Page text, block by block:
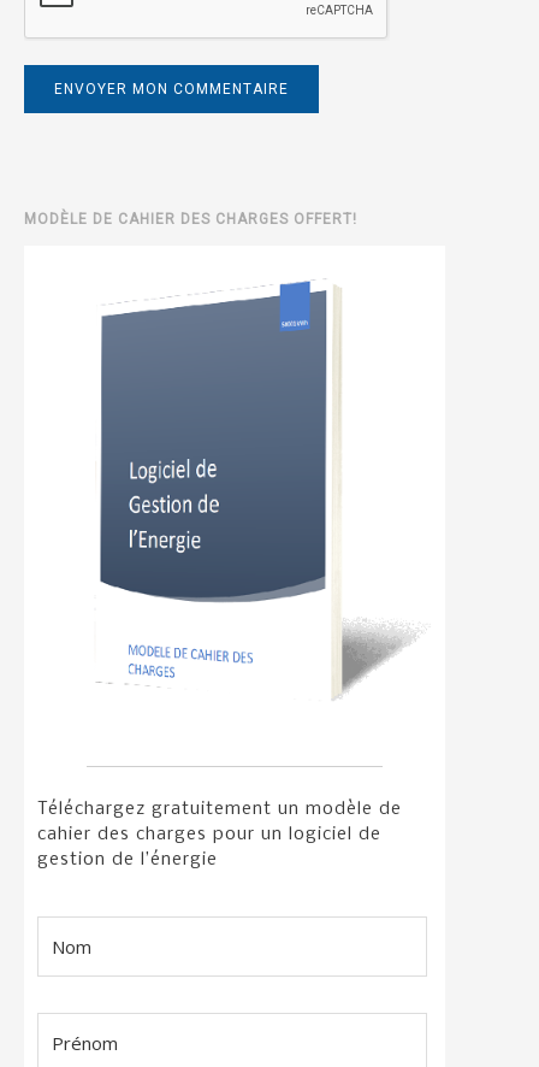
MODÈLE DE CAHIER DES CHARGES OFFERT!
Téléchargez gratuitement un modèle de
cahier des charges pour un logiciel de
gestion de l’énergie